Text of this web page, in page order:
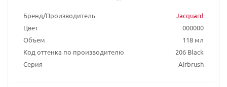
Бренд/Производитель
Jacquard
Цвет
000000
Объем
118 мл
Код оттенка по производителю
206 Black
Серия
Airbrush